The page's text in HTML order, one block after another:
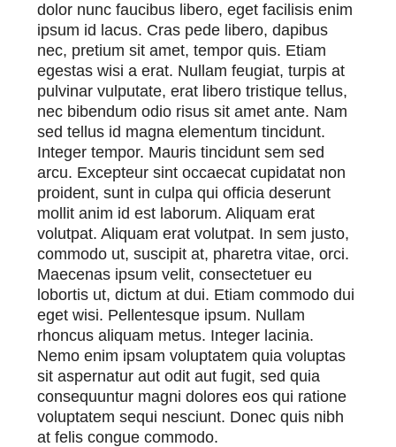
dolor nunc faucibus libero, eget facilisis enim
ipsum id lacus. Cras pede libero, dapibus
nec, pretium sit amet, tempor quis. Etiam
egestas wisi a erat. Nullam feugiat, turpis at
pulvinar vulputate, erat libero tristique tellus,
nec bibendum odio risus sit amet ante. Nam
sed tellus id magna elementum tincidunt.
Integer tempor. Mauris tincidunt sem sed
arcu. Excepteur sint occaecat cupidatat non
proident, sunt in culpa qui officia deserunt
mollit anim id est laborum. Aliquam erat
volutpat. Aliquam erat volutpat. In sem justo,
commodo ut, suscipit at, pharetra vitae, orci.
Maecenas ipsum velit, consectetuer eu
lobortis ut, dictum at dui. Etiam commodo dui
eget wisi. Pellentesque ipsum. Nullam
rhoncus aliquam metus. Integer lacinia.
Nemo enim ipsam voluptatem quia voluptas
sit aspernatur aut odit aut fugit, sed quia
consequuntur magni dolores eos qui ratione
voluptatem sequi nesciunt. Donec quis nibh
at felis congue commodo.